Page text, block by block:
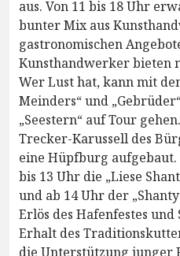
aus. Von 11 bis 18 Uhr
bunter Mix aus
gastronomischen
Kunsthandwerker bieten
Wer Lust hat, kann mit
Meinders“ und
„Seestern“ auf Tour
Trecker-Karussell des
eine Hüpfburg
bis 13 Uhr die „Liese
und ab 14 Uhr der
Erlös des Hafenfestes
Erhalt des
die Unterstützung junger